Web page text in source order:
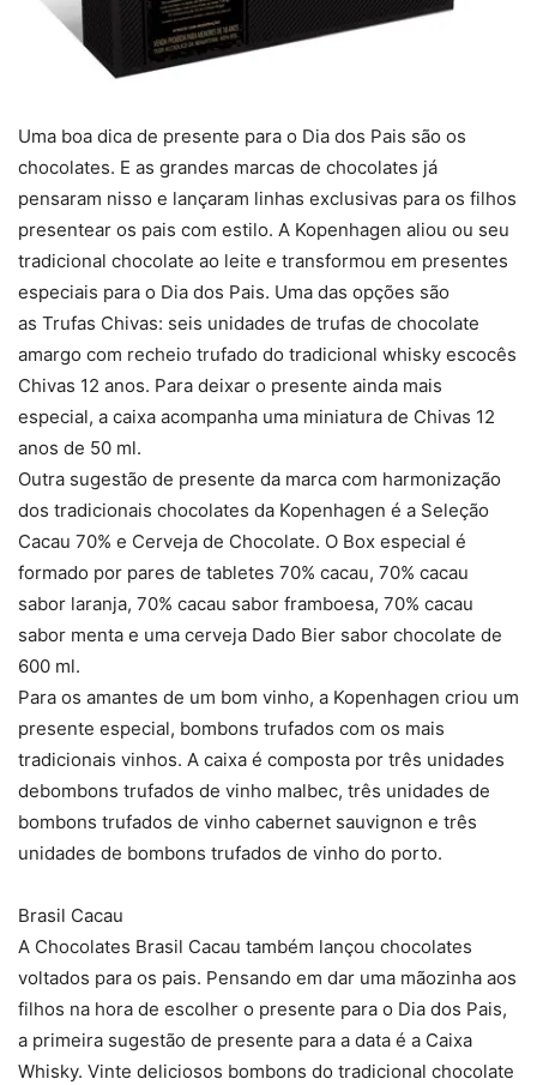
Uma boa dica de presente para o Dia dos Pais são os
chocolates. E as grandes marcas de chocolates já
pensaram nisso e lançaram linhas exclusivas para os filhos
presentear os pais com estilo. A Kopenhagen aliou ou seu
tradicional chocolate ao leite e transformou em presentes
especiais para o Dia dos Pais. Uma das opções são
as Trufas Chivas: seis unidades de trufas de chocolate
amargo com recheio trufado do tradicional whisky escocês
Chivas 12 anos. Para deixar o presente ainda mais
especial, a caixa acompanha uma miniatura de Chivas 12
anos de 50 ml.
Outra sugestão de presente da marca com harmonização
dos tradicionais chocolates da Kopenhagen é a Seleção
Cacau 70% e Cerveja de Chocolate. O Box especial é
formado por pares de tabletes 70% cacau, 70% cacau
sabor laranja, 70% cacau sabor framboesa, 70% cacau
sabor menta e uma cerveja Dado Bier sabor chocolate de
600 ml.
Para os amantes de um bom vinho, a Kopenhagen criou um
presente especial, bombons trufados com os mais
tradicionais vinhos. A caixa é composta por três unidades
debombons trufados de vinho malbec, três unidades de
bombons trufados de vinho cabernet sauvignon e três
unidades de bombons trufados de vinho do porto.
Brasil Cacau
A Chocolates Brasil Cacau também lançou chocolates
voltados para os pais. Pensando em dar uma mãozinha aos
filhos na hora de escolher o presente para o Dia dos Pais,
a primeira sugestão de presente para a data é a Caixa
Whisky. Vinte deliciosos bombons do tradicional chocolate